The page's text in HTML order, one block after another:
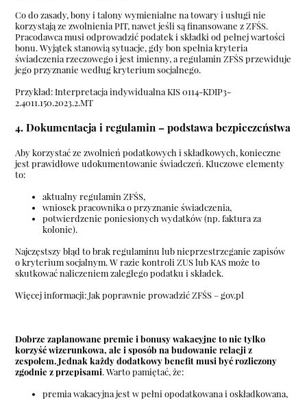
Co do zasady, bony i talony wymienialne na towary i usługi nie
korzystają ze zwolnienia PIT, nawet jeśli są finansowane z ZFŚS.
Pracodawca musi odprowadzić podatek i składki od pełnej wartości
bonu. Wyjątek stanowią sytuacje, gdy bon spełnia kryteria
świadczenia rzeczowego i jest imienny, a regulamin ZFŚS przewiduje
jego przyznanie według kryterium socjalnego.
Przykład:Interpretacja indywidualna KIS 0114-KDIP3-
2.4011.150.2023.2.MT
4. Dokumentacja i regulamin – podstawa bezpieczeństwa
Aby korzystać ze zwolnień podatkowych i składkowych, konieczne
jest prawidłowe udokumentowanie świadczeń. Kluczowe elementy
to:
aktualny regulamin ZFŚS,
wniosek pracownika o przyznanie świadczenia,
potwierdzenie poniesionych wydatków (np. faktura za
kolonie).
Najczęstszy błąd to brak regulaminu lub nieprzestrzeganie zapisów
o kryterium socjalnym. W razie kontroli ZUS lub KAS może to
skutkować naliczeniem zaległego podatku i składek.
Więcej informacji:Jak poprawnie prowadzić ZFŚS – gov.pl
Dobrze zaplanowane premie i bonusy wakacyjne to nie tylko
korzyść wizerunkowa, ale i sposób na budowanie relacji z
zespołem. Jednak każdy dodatkowy benefit musi być rozliczony
zgodnie z przepisami. Warto pamiętać, że:
premia wakacyjna jest w pełni opodatkowana i oskładkowana,